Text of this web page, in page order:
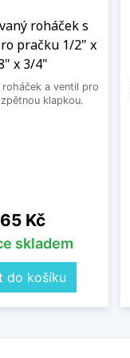
roháček s
pračku 1/2" x
x 3/4"
roháček a ventil pro
klapkou.
Kč
skladem
do košíku